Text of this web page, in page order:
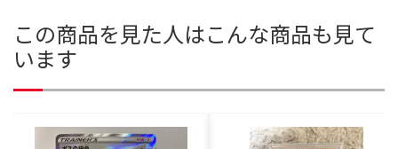
この商品を見た人はこんな商品も見て
います